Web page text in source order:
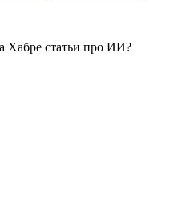
Хабре статьи про ИИ?